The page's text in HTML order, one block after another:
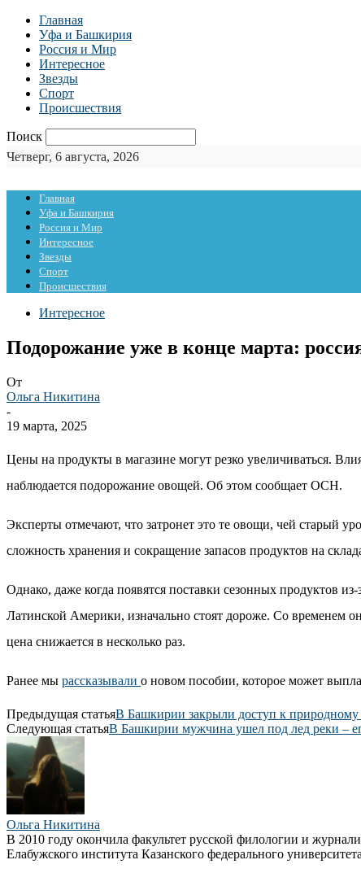
Главная
Уфа и Башкирия
Россия и Мир
Интересное
Звезды
Спорт
Происшествия
Поиск
Четверг, 6 августа, 2026
Главная
Уфа и Башкирия
Россия и Мир
Интересное
Звезды
Спорт
Происшествия
Интересное
Подорожание уже в конце марта:
От
Ольга Никитина
-
19 марта, 2025
Цены на продукты в магазине могут резко увеличиваться.
наблюдается подорожание овощей. Об этом сообщает ОСН.
Эксперты отмечают, что затронет это те овощи, чей старый
сложность хранения и сокращение запасов продуктов на
Однако, даже когда появятся поставки сезонных продуктов
Латинской Америки, изначально стоят дороже. Со временем
цена снижается в несколько раз.
Ранее мы рассказывали о новом пособии, которое может
Предыдущая статьяВ Башкирии закрыли доступ к природному
Следующая статьяВ Башкирии мужчина ушел под лед реки –
Ольга Никитина
В 2010 году окончила факультет русской филологии и
Елабужского института Казанского федерального